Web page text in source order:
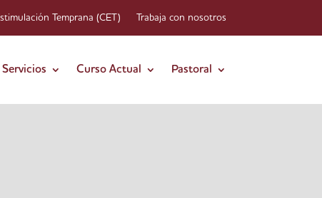
Temprana (CET) Trabaja con nosotros
Servicios Curso Actual Pastoral